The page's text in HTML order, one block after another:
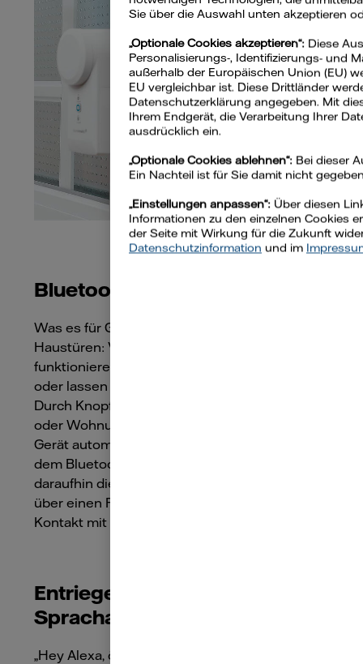
Bluetooth-Sender
Was es für Garagen gibt, gibt es auch für
Haustüren: Viele elektronische Türschlösser
funktionieren über einen Bluetooth-Sender
oder lassen sich per Bluetooth ansteuern.
Durch Knopfdruck öffnen Sie damit Ihre Haus-
oder Wohnungstür. Alternativ erkennt das
Gerät automatisch, wenn sich eine Person mit
dem Bluetooth-Sender nähert und öffnet
daraufhin die Tür. Einige Geräte funktionieren
über einen RFID-Transponder, um die Tür bei
Kontakt mit dem Smartphone zu öffnen.
Entriegelung via
Sprachassistent
„Hey Alexa, öffne bitte die Tür” – Moderne
Sie über die Auswahl unten akzeptieren
„Optionale Cookies akzeptieren“: Diese
Personalisierungs-, Identifizierungs- und
außerhalb der Europäischen Union (EU)
EU vergleichbar ist. Diese Drittländer
Datenschutzerklärung angegeben. Mit
Ihrem Endgerät, die Verarbeitung Ihrer
ausdrücklich ein.
„Optionale Cookies ablehnen“: Bei dieser
Ein Nachteil ist für Sie damit nicht
„Einstellungen anpassen“: Über diesen
Informationen zu den einzelnen Cookies
der Seite mit Wirkung für die Zukunft
Datenschutzinformation und im